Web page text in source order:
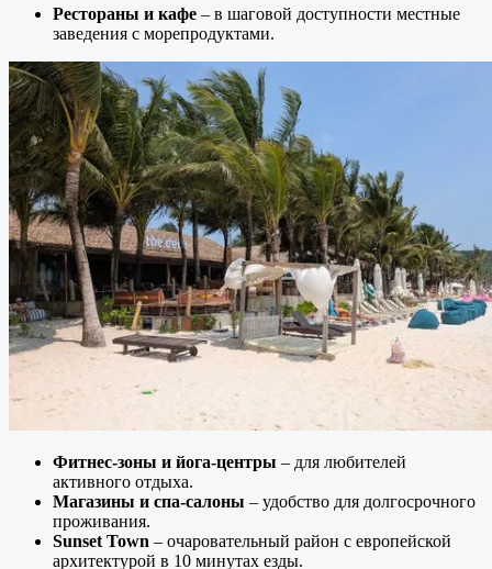
Рестораны и кафе – в шаговой доступности местные
заведения с морепродуктами.
Фитнес-зоны и йога-центры – для любителей
активного отдыха.
Магазины и спа-салоны – удобство для долгосрочного
проживания.
Sunset Town – очаровательный район с европейской
архитектурой в 10 минутах езды.